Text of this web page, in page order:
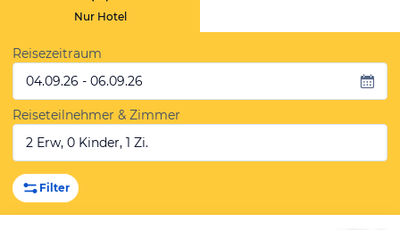
Nur Hotel
Reisezeitraum
04.09.26 - 06.09.26
Reiseteilnehmer & Zimmer
2 Erw, 0 Kinder, 1 Zi.
Filter